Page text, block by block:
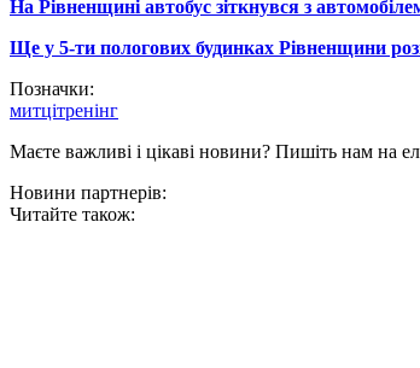
На Рівненщині автобус зіткнувся з
Ще у 5-ти пологових будинках Рівненщини
Позначки:
митцітренінг
Маєте важливі і цікаві новини? Пишіть нам на
Новини партнерів:
Читайте також: